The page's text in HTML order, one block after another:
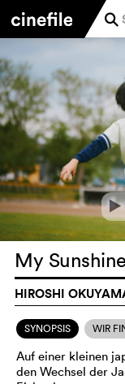
j
e
My Sunshine
HIROSHI
SYNOPSIS WIR
Auf einer kleinen
den Wechsel der